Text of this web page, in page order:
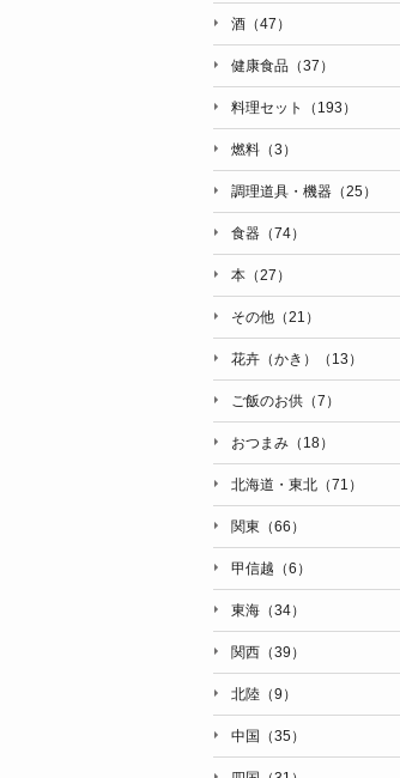
酒（47）
健康食品（37）
料理セット（193）
燃料（3）
調理道具・機器（25）
食器（74）
本（27）
その他（21）
花卉（かき）（13）
ご飯のお供（7）
おつまみ（18）
北海道・東北（71）
関東（66）
甲信越（6）
東海（34）
関西（39）
北陸（9）
中国（35）